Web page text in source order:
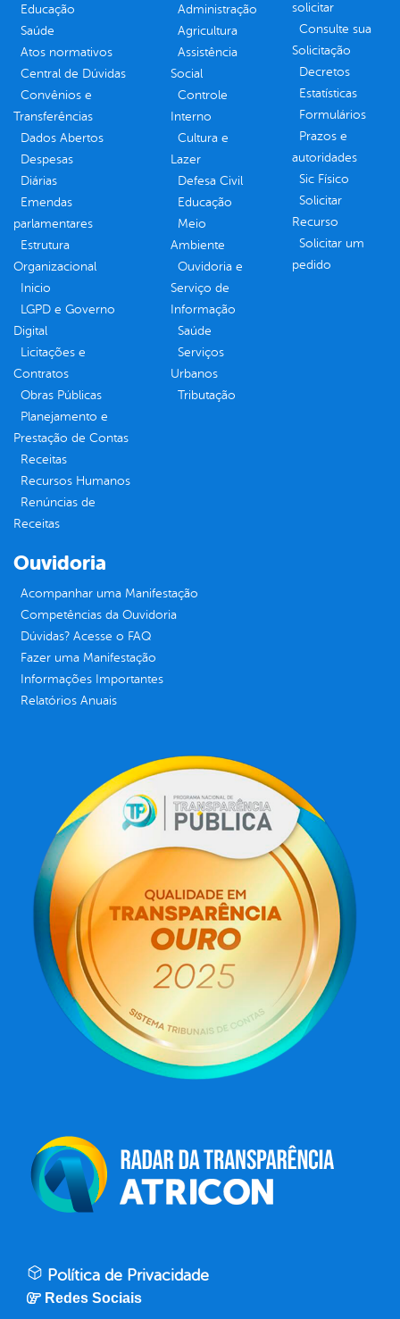
Educação
Saúde
Atos normativos
Central de Dúvidas
Convênios e
Transferências
Dados Abertos
Despesas
Diárias
Emendas
parlamentares
Estrutura
Organizacional
Inicio
LGPD e Governo
Digital
Licitações e
Contratos
Obras Públicas
Planejamento e
Prestação de Contas
Receitas
Recursos Humanos
Renúncias de
Receitas
Administração
Agricultura
Assistência
Social
Controle
Interno
Cultura e
Lazer
Defesa Civil
Educação
Meio
Ambiente
Ouvidoria e
Serviço de
Informação
Saúde
Serviços
Urbanos
Tributação
solicitar
Consulte sua
Solicitação
Decretos
Estatísticas
Formulários
Prazos e
autoridades
Sic Físico
Solicitar
Recurso
Solicitar um
pedido
Ouvidoria
Acompanhar uma Manifestação
Competências da Ouvidoria
Dúvidas? Acesse o FAQ
Fazer uma Manifestação
Informações Importantes
Relatórios Anuais
Política de Privacidade
Redes Sociais